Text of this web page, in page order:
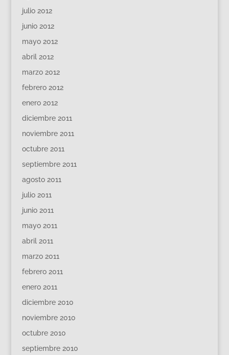
julio 2012
junio 2012
mayo 2012
abril 2012
marzo 2012
febrero 2012
enero 2012
diciembre 2011
noviembre 2011
octubre 2011
septiembre 2011
agosto 2011
julio 2011
junio 2011
mayo 2011
abril 2011
marzo 2011
febrero 2011
enero 2011
diciembre 2010
noviembre 2010
octubre 2010
septiembre 2010